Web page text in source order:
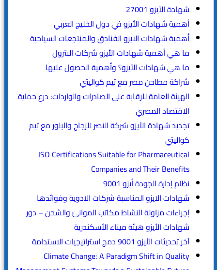
شهادة الأيزو 27001
أهمية شهادات الأيزو في دول الخليج العربي
أهمية شهادات الايزو الفنادق والمنتجعات السياحية
ما هي أهمية شهادات الأيزو شركات البترول
ما هي شهادات الأيزو؟ وأهمية الحصول عليها
شراكة مطاحن مصر مع تيم كواليتي
الهيئة العامة للرقابة على الصادرات والواردات: درع حماية
الاقتصاد المصري
تجديد شهادة الأيزو شركة النصر للزجاج والبلور مع تيم
كواليتي
ISO Certifications Suitable for Pharmaceutical
Companies and Their Benefits
نظام إدارة الجودة أيزو 9001
شهادات الايزو المناسبة شركات الادوية وفوائدها
إجراءات مزاولة النشاط مكاتب الموانئ والشحن – دور
شهادات الأيزو هيئة ميناء الأسكندرية
آخر تحديثات الأيزو 9001 دمج استراتيجيات الاستدامة
Climate Change: A Paradigm Shift in Quality